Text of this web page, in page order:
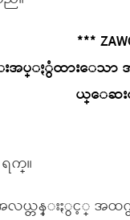
***
အပ္ႏွံထားေသာ
ယ္ေဆး
က္။
လယ္တန္းႏွင့္ အထ